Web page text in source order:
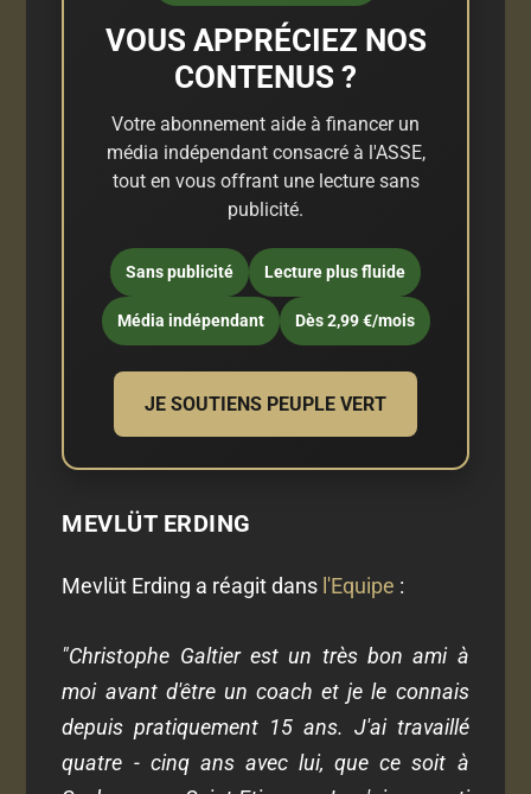
VOUS APPRÉCIEZ NOS
CONTENUS ?
Votre abonnement aide à financer un
média indépendant consacré à l'ASSE,
tout en vous offrant une lecture sans
publicité.
Sans publicité Lecture plus fluide
Média indépendant Dès 2,99 €/mois
JE SOUTIENS PEUPLE VERT
MEVLÜT ERDING
Mevlüt Erding a réagit dans l'Equipe :
"Christophe Galtier est un très bon ami à
moi avant d'être un coach et je le connais
depuis pratiquement 15 ans. J'ai travaillé
quatre - cinq ans avec lui, que ce soit à